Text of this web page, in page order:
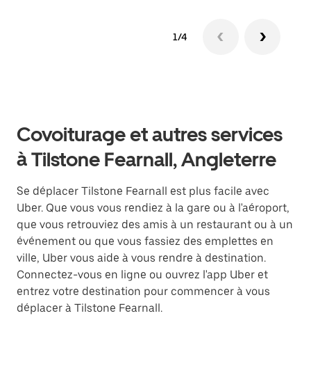
1/4
Covoiturage et autres services
à Tilstone Fearnall, Angleterre
Se déplacer Tilstone Fearnall est plus facile avec
Uber. Que vous vous rendiez à la gare ou à l'aéroport,
que vous retrouviez des amis à un restaurant ou à un
événement ou que vous fassiez des emplettes en
ville, Uber vous aide à vous rendre à destination.
Connectez-vous en ligne ou ouvrez l'app Uber et
entrez votre destination pour commencer à vous
déplacer à Tilstone Fearnall.